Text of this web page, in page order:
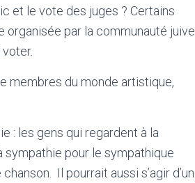
et le vote des juges ? Certains
organisée par la communauté juive
membres du monde artistique,
: les gens qui regardent à la
sympathie pour le sympathique
Il pourrait aussi s’agir d’un